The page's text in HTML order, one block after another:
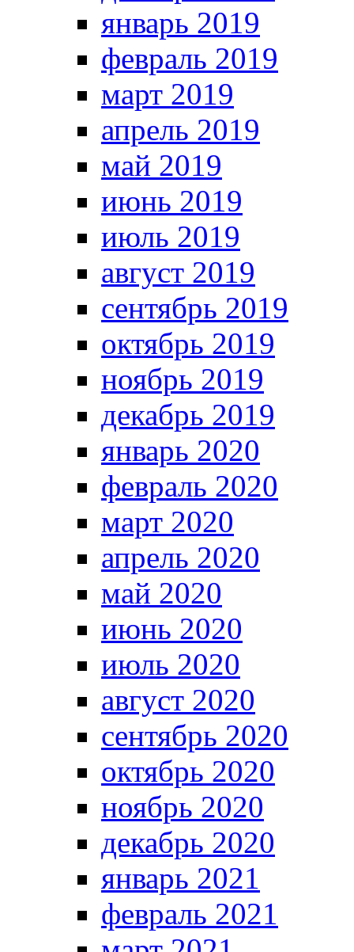
январь 2019
февраль 2019
март 2019
апрель 2019
май 2019
июнь 2019
июль 2019
август 2019
сентябрь 2019
октябрь 2019
ноябрь 2019
декабрь 2019
январь 2020
февраль 2020
март 2020
апрель 2020
май 2020
июнь 2020
июль 2020
август 2020
сентябрь 2020
октябрь 2020
ноябрь 2020
декабрь 2020
январь 2021
февраль 2021